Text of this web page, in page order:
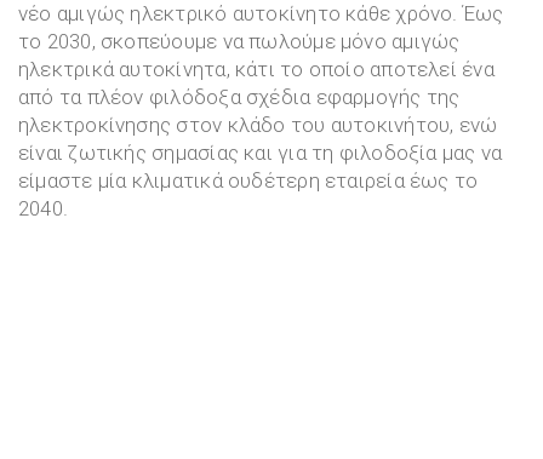
νέο αμιγώς ηλεκτρικό αυτοκίνητο κάθε χρόνο. Έως
το 2030, σκοπεύουμε να πωλούμε μόνο αμιγώς
ηλεκτρικά αυτοκίνητα, κάτι το οποίο αποτελεί ένα
από τα πλέον φιλόδοξα σχέδια εφαρμογής της
ηλεκτροκίνησης στον κλάδο του αυτοκινήτου, ενώ
είναι ζωτικής σημασίας και για τη φιλοδοξία μας να
είμαστε μία κλιματικά ουδέτερη εταιρεία έως το
2040.